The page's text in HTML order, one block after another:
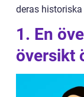
deras
1. En
översikt